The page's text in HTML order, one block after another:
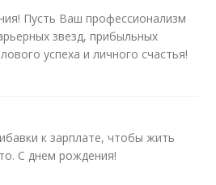
Пусть Ваш профессионализм
звезд, прибыльных
успеха и личного счастья!
к зарплате, чтобы жить
С днем рождения!